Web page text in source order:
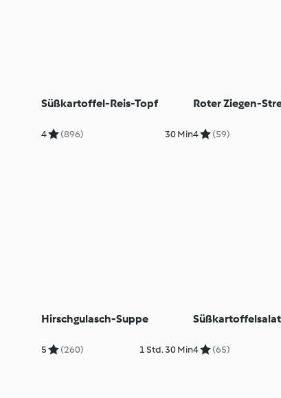
Süßkartoffel-Reis-Topf
4 (896) 30 Min
Roter Ziegen-
4 (59)
Hirschgulasch-Suppe
5 (260) 1 Std. 30 Min
Süßkartoffelsalat
4 (65)